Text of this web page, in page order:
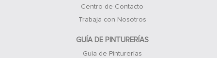
Centro de Contacto
Trabaja con Nosotros
GUÍA DE PINTURERÍAS
Guía de Pinturerías